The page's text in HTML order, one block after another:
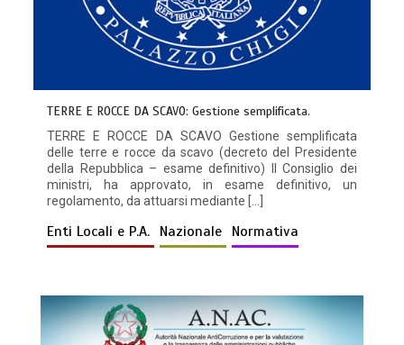
TERRE E ROCCE DA SCAVO: Gestione semplificata.
TERRE E ROCCE DA SCAVO Gestione semplificata
delle terre e rocce da scavo (decreto del Presidente
della Repubblica – esame definitivo) Il Consiglio dei
ministri, ha approvato, in esame definitivo, un
regolamento, da attuarsi mediante […]
Enti Locali e P.A. Nazionale Normativa